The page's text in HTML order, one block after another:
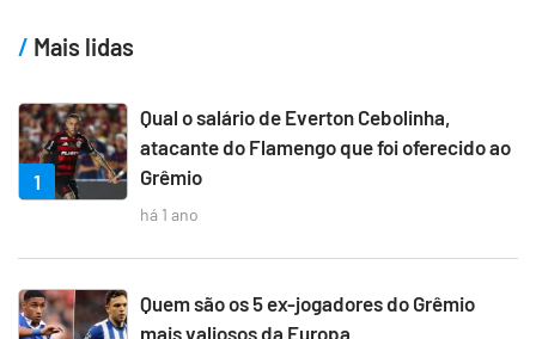
Mais lidas
1
Qual o salário de Everton Cebolinha,
atacante do Flamengo que foi oferecido ao
Grêmio
há 1 ano
Quem são os 5 ex-jogadores do Grêmio
mais valiosos da Europa